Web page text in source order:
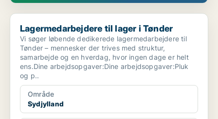
Lagermedarbejdere til lager i Tønder
Lagermedarbejdere til lager i Tønder
Vi søger løbende dedikerede lagermedarbejdere til
Tønder – mennesker der trives med struktur,
samarbejde og en hverdag, hvor ingen dage er helt
ens.Dine arbejdsopgaver:Dine arbejdsopgaver:Pluk
og p..
Område
Sydjylland